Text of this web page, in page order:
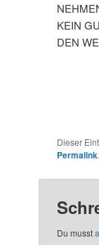
KEIN
DEN
Dieser
Permalink.
Du musst